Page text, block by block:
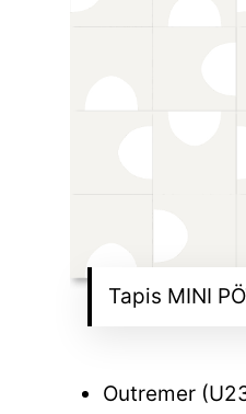
Tapis MINI
Outremer